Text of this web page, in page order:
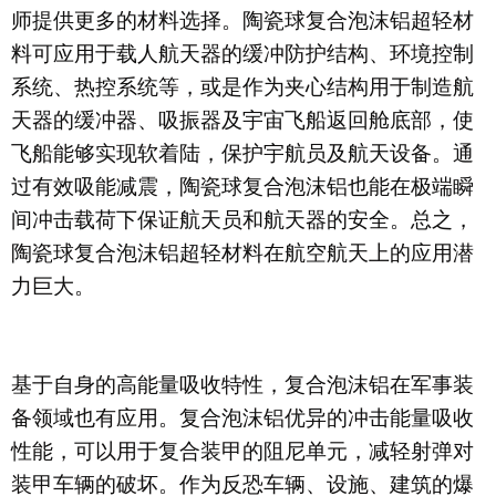
备领域也有应用。复合泡沫铝优异的冲击能量吸收
性能，可以用于复合装甲的阻尼单元，减轻射弹对
装甲车辆的破坏。作为反恐车辆、设施、建筑的爆
炸冲击波吸收材料，其可以保护人、设施、装备的
安全。如车复合装甲：采用2mm锰钢板(或合金
板)/15-20mm厚复合泡沫铝板/1mm厚普通钢板(内
层)，重量可减轻1/2以上。此外，还可以应用于空
投包装箱和重型设备空降缓冲板，目前我国军用空
投包装箱采用美国哈丁技术制作，内部吸能减震材
减震材料，吸能减震能力提高数10倍以上——即空
投武装设备和弹药的安全性提高数10倍以上。